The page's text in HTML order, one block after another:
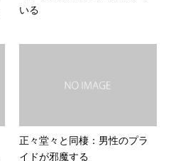
いる
正々堂々と同棲：男性のプラ
イドが邪魔する